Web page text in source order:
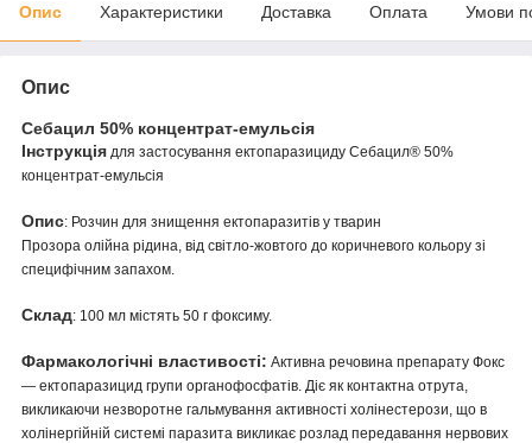
Опис Характеристики Доставка Оплата Умови
Опис
Себацил 50% концентрат-емульсія
Інструкція для застосування ектопаразициду Себацил® 50%
концентрат-емульсія
Опис: Розчин для знищення ектопаразитів у тварин
Прозора олійна рідина, від світло-жовтого до коричневого кольору зі
специфічним запахом.
Склад: 100 мл містять 50 г фоксиму.
Фармакологічні властивості: Активна речовина препарату Фокс
— ектопаразицид групи органофосфатів. Діє як контактна отрута,
викликаючи незворотне гальмування активності холінестерози, що в
холінергійній системі паразита викликає розлад передавання нервових